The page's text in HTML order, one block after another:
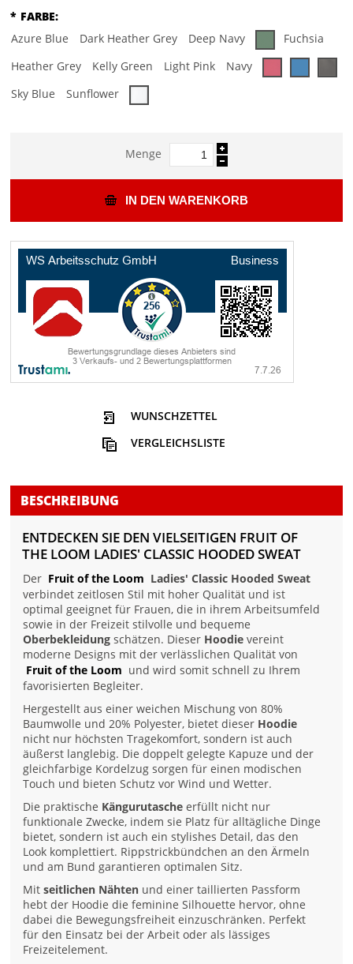
* FARBE:
Azure Blue
Dark Heather Grey Deep Navy
Fuchsia
Heather Grey
Kelly Green Light Pink
Navy
Sky Blue
Sunflower
Menge
IN DEN WARENKORB
WUNSCHZETTEL
VERGLEICHSLISTE
BESCHREIBUNG
ENTDECKEN SIE DEN VIELSEITIGEN FRUIT OF
THE LOOM LADIES' CLASSIC HOODED SWEAT
Der Fruit of the Loom Ladies' Classic Hooded Sweat
verbindet zeitlosen Stil mit hoher Qualität und ist
optimal geeignet für Frauen, die in ihrem Arbeitsumfeld
sowie in der Freizeit stilvolle und bequeme
Oberbekleidung schätzen. Dieser Hoodie vereint
moderne Designs mit der verlässlichen Qualität von
Fruit of the Loom und wird somit schnell zu Ihrem
favorisierten Begleiter.
Hergestellt aus einer weichen Mischung von 80%
Baumwolle und 20% Polyester, bietet dieser Hoodie
nicht nur höchsten Tragekomfort, sondern ist auch
äußerst langlebig. Die doppelt gelegte Kapuze und der
gleichfarbige Kordelzug sorgen für einen modischen
Touch und bieten Schutz vor Wind und Wetter.
Die praktische Kängurutasche erfüllt nicht nur
funktionale Zwecke, indem sie Platz für alltägliche Dinge
bietet, sondern ist auch ein stylishes Detail, das den
Look komplettiert. Rippstrickbündchen an den Ärmeln
und am Bund garantieren optimalen Sitz.
Mitseitlichen Nähten und einer taillierten Passform
hebt der Hoodie die feminine Silhouette hervor, ohne
dabei die Bewegungsfreiheit einzuschränken. Perfekt
für den Einsatz bei der Arbeit oder als lässiges
Freizeitelement.